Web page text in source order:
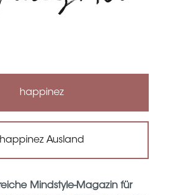
happinez
happinez Ausland
Mindstyle-Magazin für